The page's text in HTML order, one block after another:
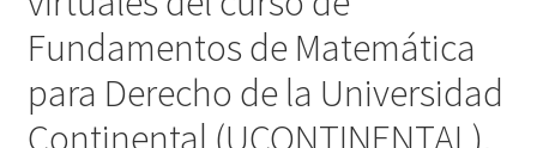
Fundamentos de Matemática
para Derecho de la Universidad
Continental (UCONTINENTAL).